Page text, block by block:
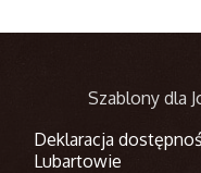
Szablony dla
Deklaracja
Lubartowie